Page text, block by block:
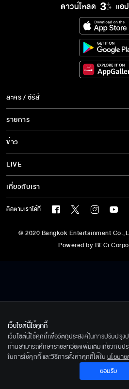
ดาวน์โหลด แอ
ละคร / ซีรีส์
ซีรีส์นานาชาติ
การ์ตูน & เกม
รายการ
ข่าว
รายการข่าว
ข่าวประชาสัมพันธ์
LIVE
เกี่ยวกับเรา
นโยบายด้านลิขสิทธิ์
ข้อกำหนด/เงื่อนไข
ศูนย์ช่วยเหลือ
ติดตามเราได้ที่
© 2020 Bangkok Entertainment
Powered by BECi
เว็บไซต์นี้ใช้คุกกี้
เว็บไซต์นี้ใช้คุกกี้เพื่อวัตถุประสงค์ในการปรับปรุง
ท่านสามารถศึกษารายละเอียดเพิ่มเติมเกี่ยวกับป
ในการใช้คุกกี้ และวิธีการตั้งค่าคุกกี้ได้ใน นโยบา
ยอมรับ